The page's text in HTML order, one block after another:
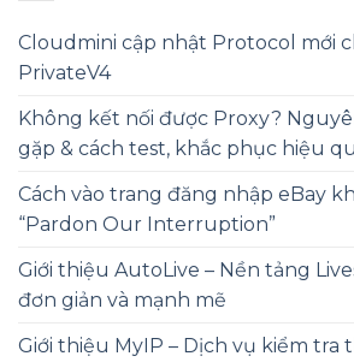
Cloudmini cập nhật Protocol mới
PrivateV4
Không kết nối được Proxy?
gặp & cách test, khắc phục hiệu
Cách vào trang đăng nhập eBay
“Pardon Our Interruption”
Giới thiệu AutoLive – Nền tảng
đơn giản và mạnh mẽ
Giới thiệu MyIP – Dịch vụ kiểm tra